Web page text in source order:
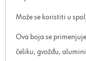
Može se koristiti u
Ova boja se
čeliku, gvožđu,